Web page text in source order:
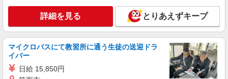
人事労務/一般事務
月給256000円 ★交通費規定に基づき交通費支
給
大阪府大阪市北区（大阪梅田駅）
詳細を見る
詳細を見る とりあえずキープ
マイクロバスにて教習所に通う生徒の送迎ドラ
イバー
日給 15,850円